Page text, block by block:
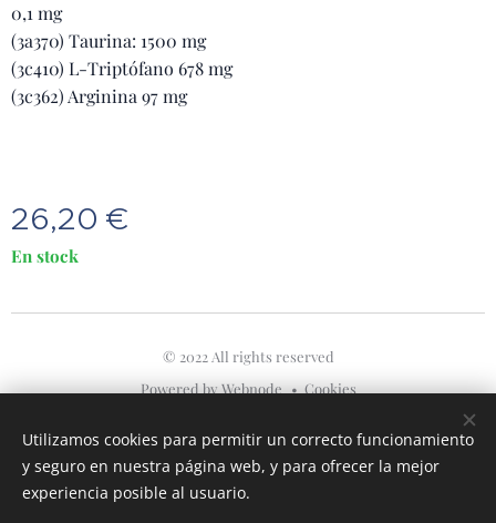
0,1 mg
(3a370) Taurina: 1500 mg
(3c410) L-Triptófano 678 mg
(3c362) Arginina 97 mg
26,20 €
En stock
© 2022 All rights reserved
Powered byWebnode Cookies
Idiomas
American English
Español
Utilizamos cookies para permitir un correcto funcionamiento
y seguro en nuestra página web, y para ofrecer la mejor
experiencia posible al usuario.